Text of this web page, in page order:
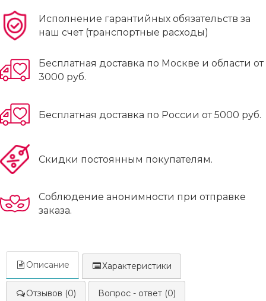
Исполнение гарантийных обязательств за
наш счет (транспортные расходы)
Бесплатная доставка по Москве и области от
3000 руб.
Бесплатная доставка по России от 5000 руб.
Скидки постоянным покупателям.
Соблюдение анонимности при отправке
заказа.
Описание Характеристики
Отзывов (0) Вопрос - ответ (0)